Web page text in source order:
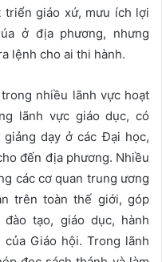
triển giáo xứ, mưu ích lợi
ở địa phương, nhưng
lệnh cho ai thi hành.
nhiều lãnh vực hoạt
lãnh vực giáo dục, có
dạy ở các Đại học,
đến địa phương. Nhiều
các cơ quan trung ương
trên toàn thế giới, góp
tạo, giáo dục, hành
Giáo hội. Trong lãnh